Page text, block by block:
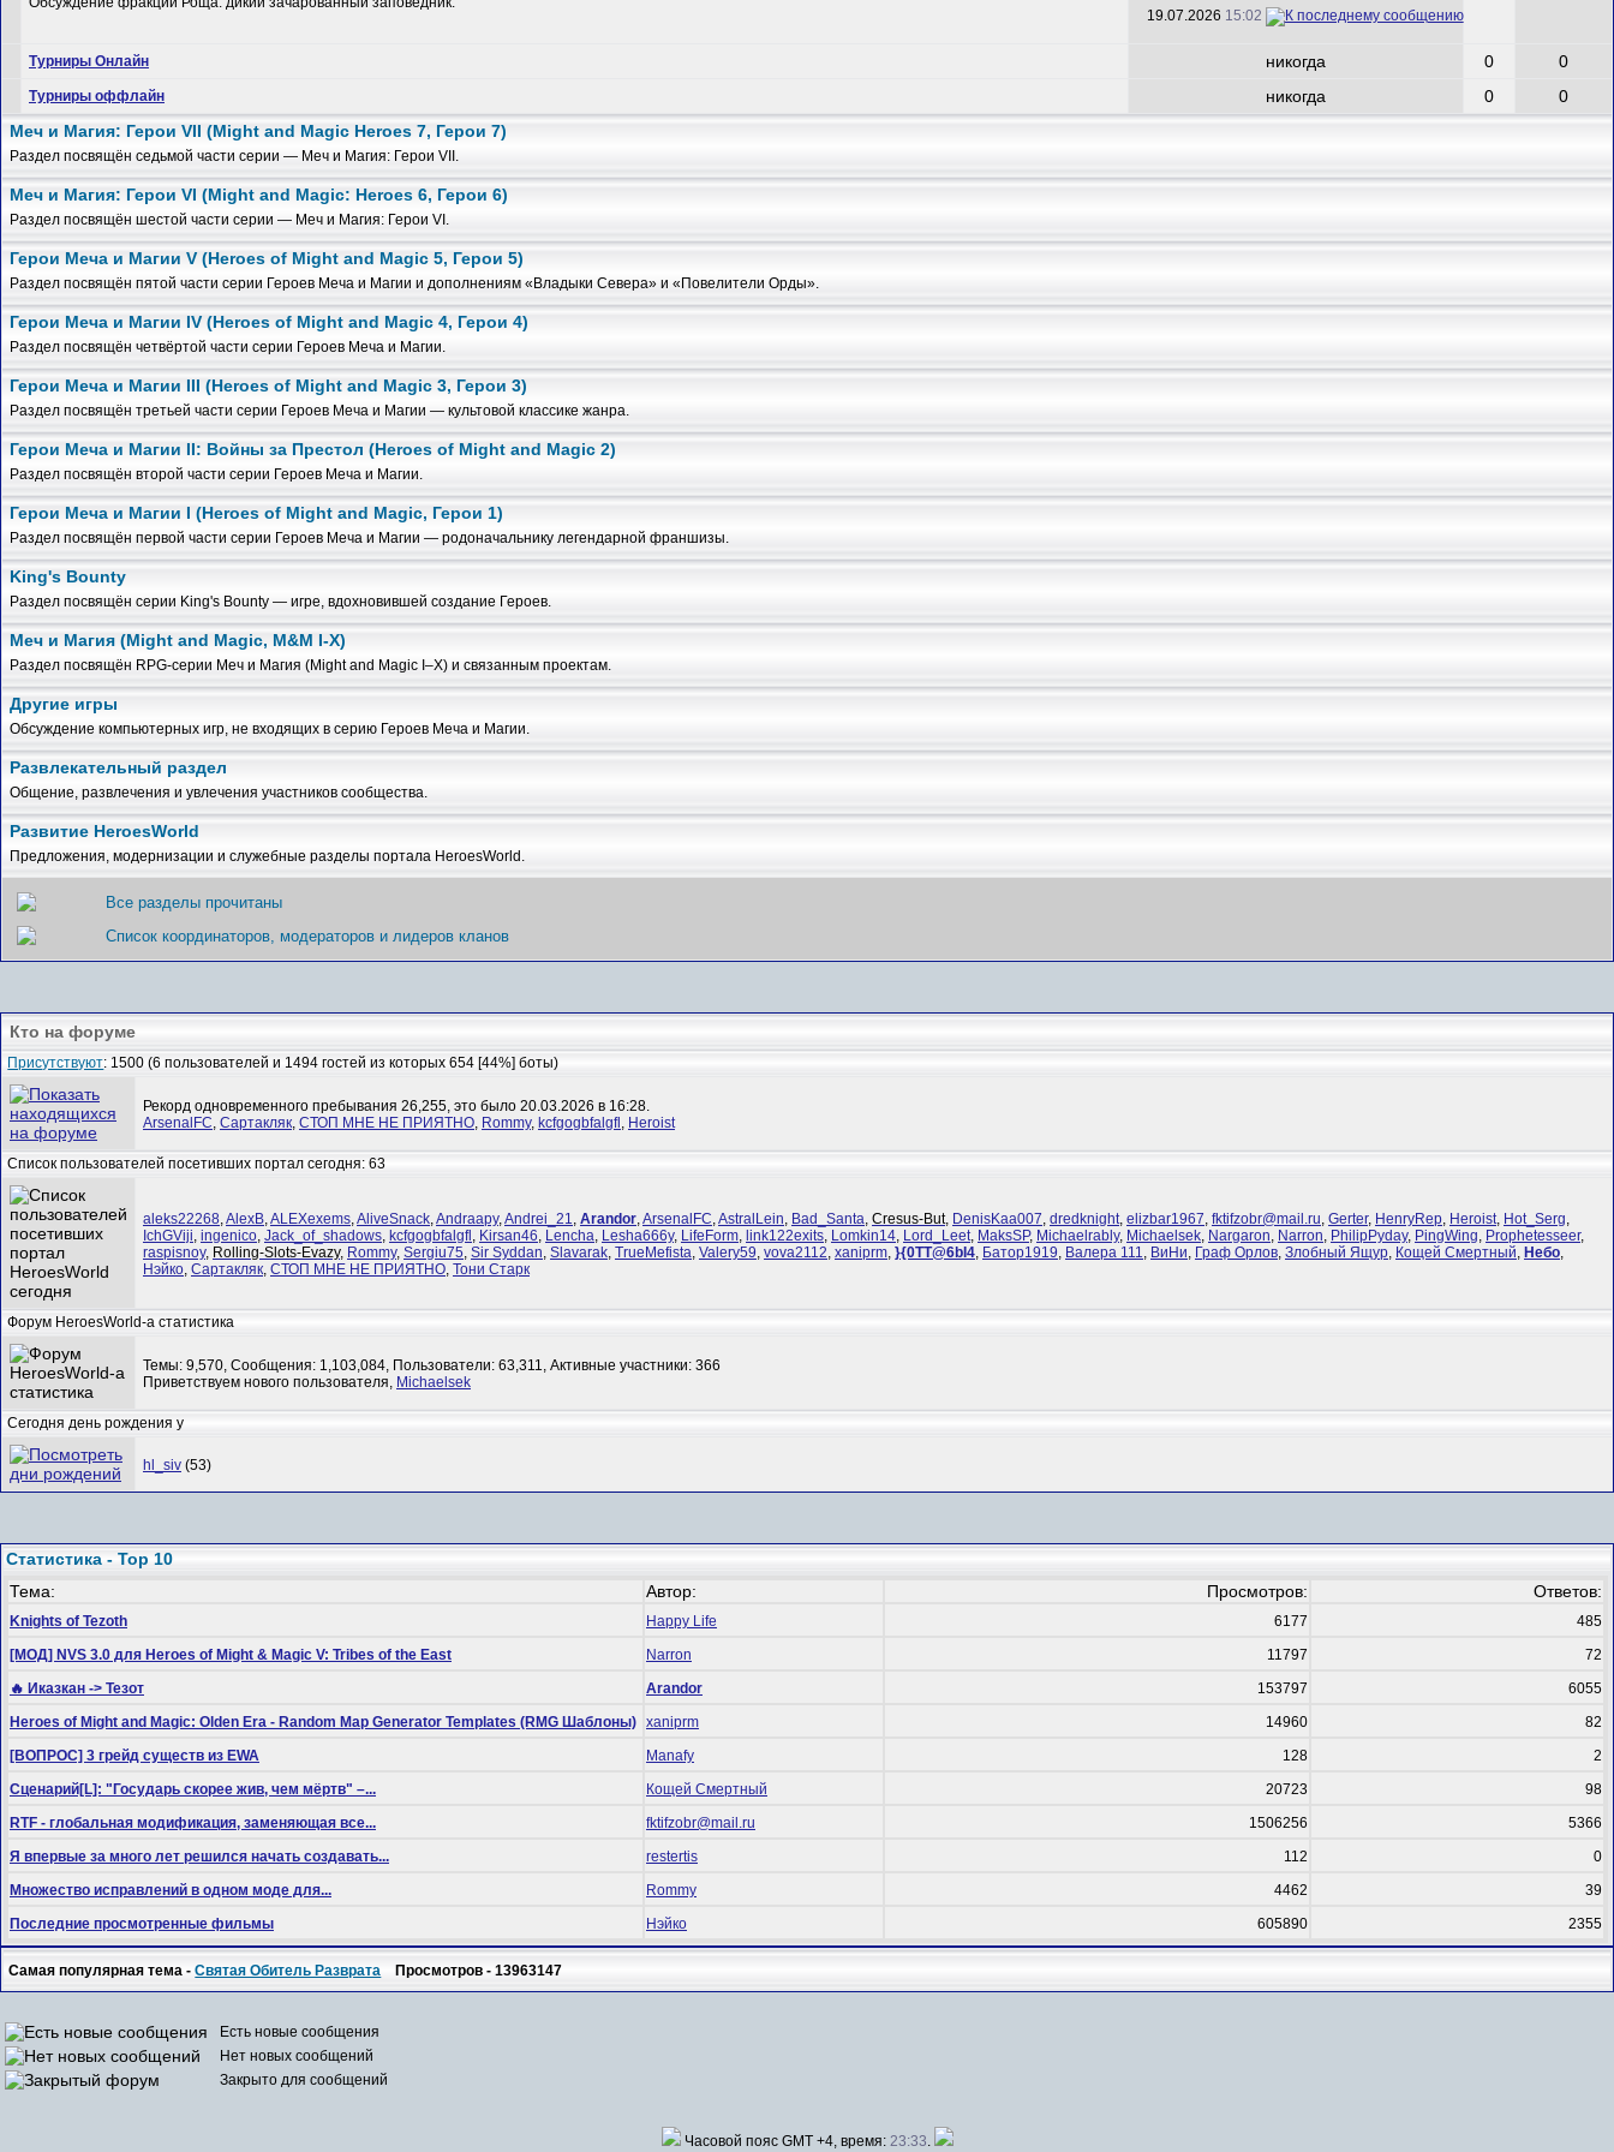
19.07.2026 15:02
Турниры Онлайн никогда 0 0
Турниры оффлайн никогда 0
0
Меч и Магия: Герои VII (Might and Magic Heroes 7, Герои 7)
Раздел посвящён седьмой части серии — Меч и Магия: Герои VII.
Меч и Магия: Герои VI (Might and Magic: Heroes 6, Герои 6)
Раздел посвящён шестой части серии — Меч и Магия: Герои VI.
Герои Меча и Магии V (Heroes of Might and Magic 5, Герои 5)
Раздел посвящён пятой части серии Героев Меча и Магии и дополнениям «Владыки Севера» и «Повелители Орды».
Герои Меча и Магии IV (Heroes of Might and Magic 4, Герои 4)
Раздел посвящён четвёртой части серии Героев Меча и Магии.
Герои Меча и Магии III (Heroes of Might and Magic 3, Герои 3)
Раздел посвящён третьей части серии Героев Меча и Магии — культовой классике жанра.
Герои Меча и Магии II: Войны за Престол (Heroes of Might and Magic 2)
Раздел посвящён второй части серии Героев Меча и Магии.
Герои Меча и Магии I (Heroes of Might and Magic, Герои 1)
Раздел посвящён первой части серии Героев Меча и Магии — родоначальнику легендарной франшизы.
King's Bounty
Раздел посвящён серии King's Bounty — игре, вдохновившей создание Героев.
Меч и Магия (Might and Magic, M&M I-X)
Раздел посвящён RPG-серии Меч и Магия (Might and Magic I–X) и связанным проектам.
Другие игры
Обсуждение компьютерных игр, не входящих в серию Героев Меча и Магии.
Развлекательный раздел
Общение, развлечения и увлечения участников сообщества.
Развитие HeroesWorld
Предложения, модернизации и служебные разделы портала HeroesWorld.
Все разделы прочитаны
Список координаторов, модераторов и лидеров кланов
Кто на форуме
Присутствуют: 1500 (6 пользователей и 1494 гостей из которых 654 [44%] боты)
Рекорд одновременного пребывания 26,255, это было 20.03.2026 в 16:28.
ArsenalFC Сартакляк СТОП МНЕ НЕ ПРИЯТНО Rommy, kcfgogbfalgfl Heroist
Список пользователей посетивших портал сегодня: 63
aleks22268 AlexB ALEXexems AliveSnack Andraapy, Andrei_21 Arandor ArsenalFC AstralLein Bad_Santa Cresus-But, DenisKaa007 dredknight elizbar1967 fktifzobr@mail.ru Gerter, HenryRep Heroist Hot_Serg
IchGViji ingenico Jack_of_shadows kcfgogbfalgfl Kirsan46 Lencha Lesha666y, LifeForm link122exits Lomkin14 Lord_Leet MaksSP, Michaelrably, Michaelsek Nargaron Narron PhilipPyday, PingWing Prophetesseer,
raspisnoy, Rolling-Slots-Evazy, Rommy, Sergiu75 Sir Syddan Slavarak TrueMefista Valery59 vova2112 xaniprm }{0TT@6bI4 Батор1919 Валера 111 ВиНи Граф Орлов Злобный Ящур Кощей Смертный Небо
Нэйко Сартакляк СТОП МНЕ НЕ ПРИЯТНО Тони Старк
Форум HeroesWorld-а статистика
Темы: 9,570, Сообщения: 1,103,084, Пользователи: 63,311, Активные участники: 366
Приветствуем нового пользователя, Michaelsek
Сегодня день рождения у
hl_siv (53)
Статистика - Top 10
Тема:
Автор: Просмотров: Ответов:
Knights of Tezoth Happy Life 6177
485
[МОД] NVS 3.0 для Heroes of Might & Magic V: Tribes of the East
Narron 11797
72
🔥 Иказкан -> Тезот
Arandor 153797
6055
Heroes of Might and Magic: Olden Era - Random Map Generator Templates (RMG Шаблоны) xaniprm 14960
82
[ВОПРОС] 3 грейд существ из EWA
Manafy 128
2
Сценарий[L]: "Государь скорее жив, чем мёртв" –...
Кощей Смертный 20723
98
RTF - глобальная модификация, заменяющая все...
fktifzobr@mail.ru 1506256
5366
Я впервые за много лет решился начать создавать...
restertis 112
0
Множество исправлений в одном моде для...
Rommy 4462
39
Последние просмотренные фильмы
Нэйко 605890 2355
Самая популярная тема -Святая Обитель Разврата Просмотров - 13963147
Есть новые сообщения
Нет новых сообщений
Закрыто для сообщений
Часовой пояс GMT +4, время: 23:33